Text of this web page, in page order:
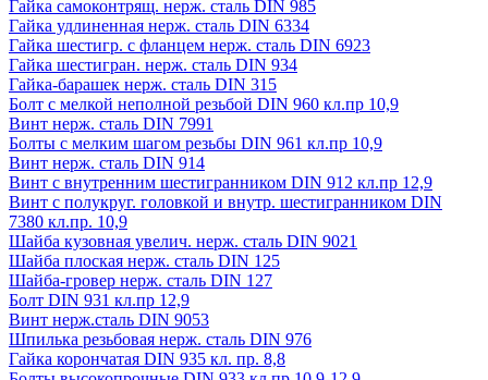
Гайка самоконтрящ. нерж. сталь DIN 985
Гайка удлиненная нерж. сталь DIN 6334
Гайка шестигр. с фланцем нерж. сталь DIN 6923
Гайка шестигран. нерж. сталь DIN 934
Гайка-барашек нерж. сталь DIN 315
Болт с мелкой неполной резьбой DIN 960 кл.пр 10,9
Винт нерж. сталь DIN 7991
Болты с мелким шагом резьбы DIN 961 кл.пр 10,9
Винт нерж. сталь DIN 914
Винт с внутренним шестигранником DIN 912 кл.пр 12,9
Винт с полукруг. головкой и внутр. шестигранником DIN
7380 кл.пр. 10,9
Шайба кузовная увелич. нерж. сталь DIN 9021
Шайба плоская нерж. сталь DIN 125
Шайба-гровер нерж. сталь DIN 127
Болт DIN 931 кл.пр 12,9
Винт нерж.сталь DIN 9053
Шпилька резьбовая нерж. сталь DIN 976
Гайка корончатая DIN 935 кл. пр. 8,8